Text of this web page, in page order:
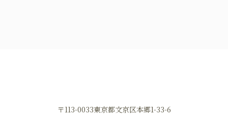
〒113-0033東京都文京区本郷1-33-6